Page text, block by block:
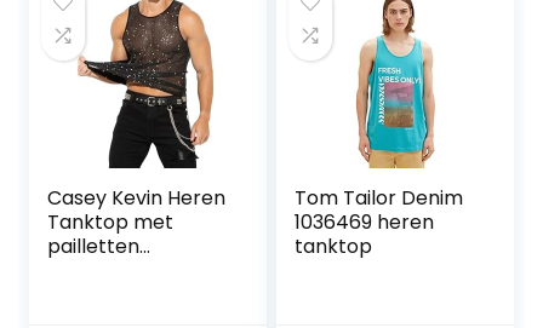
Casey Kevin Heren
Tanktop met
pailletten
Tom Tailor Denim
1036469 heren
tanktop